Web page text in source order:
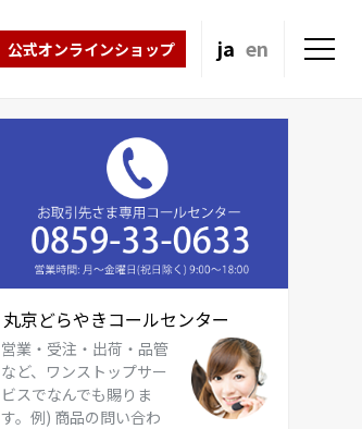
公式オンラインショップ ja en
丸京どらやきコールセンター
営業・受注・出荷・品管
など、ワンストップサー
ビスでなんでも賜りま
す。例) 商品の問い合わ